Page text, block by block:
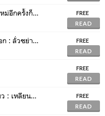
รีวิว - Rebirth of Chen-An เกิดใหม่อีกครั้งก็ยังร้าย : ว่านเมี่ยจือชาง
FREE
READ
รีวิว - ข้าไม่ปล่อยเจ้าไปง่ายๆ หรอก : ลั่วซย่าเฟิงเติง
FREE
READ
FREE
READ
รีวิว - แฟนลุงเป็นมนุษย์แมวเหมียว : เหลียนลั่ว
FREE
READ